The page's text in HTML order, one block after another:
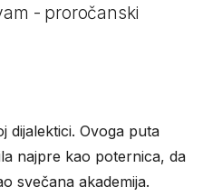
- proročanski
dijalektici. Ovoga puta
najpre kao poternica, da
svečana akademija.